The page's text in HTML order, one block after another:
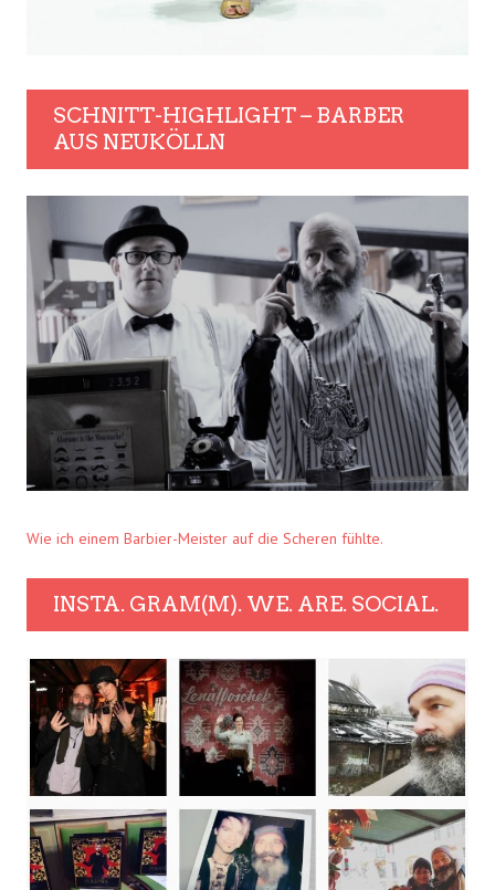
SCHNITT-HIGHLIGHT – BARBER
AUS NEUKÖLLN
Wie ich einem Barbier-Meister auf die Scheren fühlte.
INSTA. GRAM(M). WE. ARE. SOCIAL.